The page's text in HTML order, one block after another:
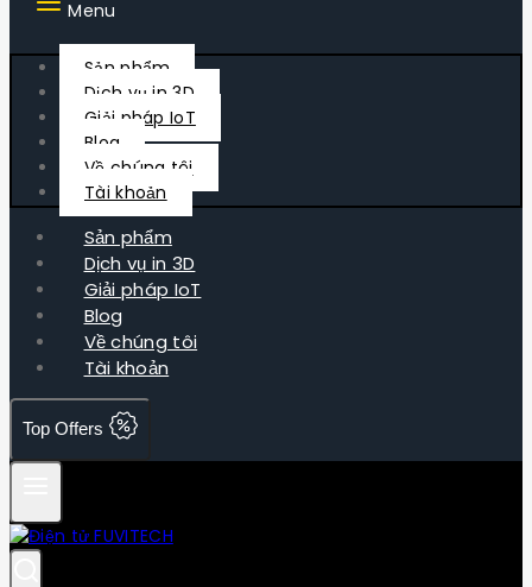
Menu
Sản phẩm
Dịch vụ in 3D
Giải pháp IoT
Blog
Về chúng tôi
Tài khoản
Sản phẩm
Dịch vụ in 3D
Giải pháp IoT
Blog
Về chúng tôi
Tài khoản
Top Offers